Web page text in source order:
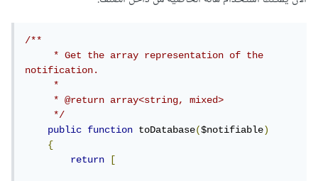
/**
     * Get the array representation of the
notification.
     *
     * @return array<string, mixed>
     */
public
function toDatabase($notifiable)
{
return
[